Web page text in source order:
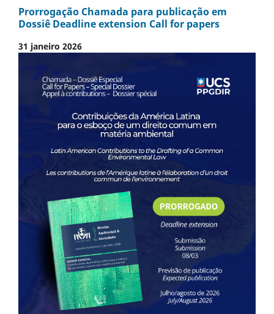
Prorrogação Chamada para publicação em
Dossiê Deadline extension Call for papers
31 janeiro 2026